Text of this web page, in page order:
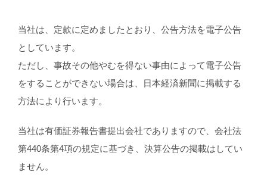
当社は、定款に定めましたとおり、公告方法を電子公告
としています。
ただし、事故その他やむを得ない事由によって電子公告
をすることができない場合は、日本経済新聞に掲載する
方法により行います。
当社は有価証券報告書提出会社でありますので、会社法
第440条第4項の規定に基づき、決算公告の掲載はしてい
ません。